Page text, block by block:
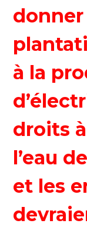
à la
droits
l’eau
et les